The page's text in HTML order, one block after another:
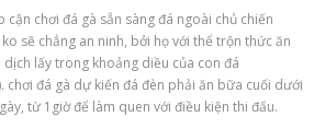
cận chơi đá gà sẵn sàngđá ngoài chủ chiến
ko sẽ chẳng an ninh, bởi họvới thể trộn thức ăn
dịch lấytrong khoảng diều của con đá
chơi đá gà dự kiến đá đèn phải ăn bữa cuối dưới
từ 1 giờ để làm quen với điều kiện thi đấu.